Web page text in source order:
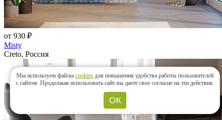
от 930 ₽
Misty
Creto, Россия
Мы используем файлы cookies для повышения удобства работы пользователей
с сайтом. Продолжая использовать сайт вы даете свое согласие на эти действия.
ОК